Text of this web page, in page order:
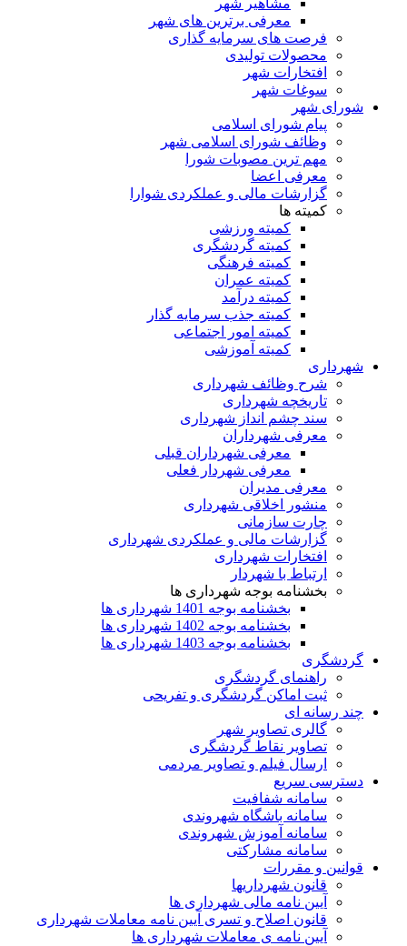
مشاهیر شهر
معرفی برترین های شهر
فرصت های سرمایه گذاری
محصولات تولیدی
افتخارات شهر
سوغات شهر
شورای شهر
پیام شورای اسلامی
وظائف شورای اسلامی شهر
مهم ترین مصوبات شورا
معرفی اعضا
گزارشات مالی و عملکردی شوارا
کمیته ها
کمیته ورزشی
کمیته گردشگری
کمیته فرهنگی
کمیته عمران
کمیته درآمد
کمیته جذب سرمایه گذار
کمیته امور اجتماعی
کمیته آموزشی
شهرداری
شرح وظائف شهرداری
تاریخچه شهرداری
سند چشم انداز شهرداری
معرفی شهرداران
معرفی شهرداران قبلی
معرفی شهردار فعلی
معرفی مدیران
منشور اخلاقی شهرداری
چارت سازمانی
گزارشات مالی و عملکردی شهرداری
افتخارات شهرداری
ارتباط با شهردار
بخشنامه بوجه شهرداری ها
بخشنامه بوجه 1401 شهرداری ها
بخشنامه بوجه 1402 شهرداری ها
بخشنامه بوجه 1403 شهرداری ها
گردشگری
راهنمای گردشگری
ثبت اماکن گردشگری و تفریحی
چند رسانه ای
گالری تصاویر شهر
تصاویر نقاط گردشگری
ارسال فیلم و تصاویر مردمی
دسترسی سریع
سامانه شفافیت
سامانه باشگاه شهروندی
سامانه آموزش شهروندی
سامانه مشارکتی
قوانین و مقررات
قانون شهرداریها
آیین نامه مالی شهرداری ها
قانون اصلاح و تسری آیین نامه معاملات شهرداری
آیین نامه ی معاملات شهرداری ها